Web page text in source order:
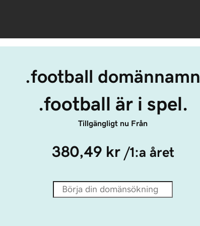
.football domännamn
.football är i spel.
Tillgängligt nu Från
380,49 kr /1:a året